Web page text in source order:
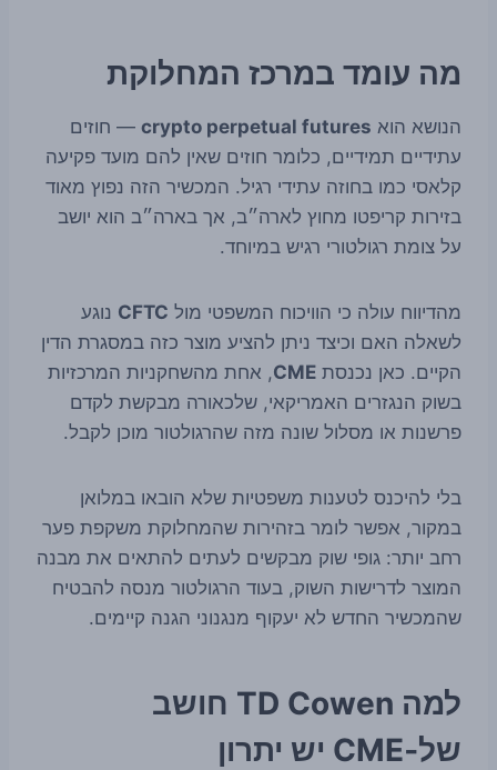
מה עומד במרכז המחלוקת
הנושא הוא crypto perpetual futures — חוזים
עתידיים תמידיים, כלומר חוזים שאין להם מועד פקיעה
קלאסי כמו בחוזה עתידי רגיל. המכשיר הזה נפוץ מאוד
בזירות קריפטו מחוץ לארה״ב, אך בארה״ב הוא יושב
על צומת רגולטורי רגיש במיוחד.
מהדיווח עולה כי הוויכוח המשפטי מול CFTC נוגע
לשאלה האם וכיצד ניתן להציע מוצר כזה במסגרת הדין
הקיים. כאן נכנסת CME, אחת מהשחקניות המרכזיות
בשוק הנגזרים האמריקאי, שלכאורה מבקשת לקדם
פרשנות או מסלול שונה מזה שהרגולטור מוכן לקבל.
בלי להיכנס לטענות משפטיות שלא הובאו במלואן
במקור, אפשר לומר בזהירות שהמחלוקת משקפת פער
רחב יותר: גופי שוק מבקשים לעתים להתאים את מבנה
המוצר לדרישות השוק, בעוד הרגולטור מנסה להבטיח
שהמכשיר החדש לא יעקוף מנגנוני הגנה קיימים.
למה TD Cowen חושב
של‑CME יש יתרון